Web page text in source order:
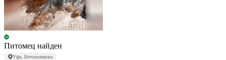
Питомец найден
Уфа, Ветошникова